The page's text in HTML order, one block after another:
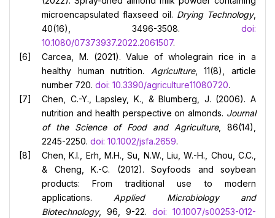
microencapsulated flaxseed oil. Drying Technology,
40(16), 3496-3508. doi:
10.1080/07373937.2022.2061507.
Carcea, M. (2021). Value of wholegrain rice in a
healthy human nutrition. Agriculture, 11(8), article
number 720. doi: 10.3390/agriculture11080720.
Chen, C.-Y., Lapsley, K., & Blumberg, J. (2006). A
nutrition and health perspective on almonds. Journal
of the Science of Food and Agriculture, 86(14),
2245-2250. doi: 10.1002/jsfa.2659.
Chen, K.I., Erh, M.H., Su, N.W., Liu, W.-H., Chou, C.C.,
& Cheng, K.-C. (2012). Soyfoods and soybean
products: From traditional use to modern
applications. Applied Microbiology and
Biotechnology, 96, 9-22. doi: 10.1007/s00253-012-